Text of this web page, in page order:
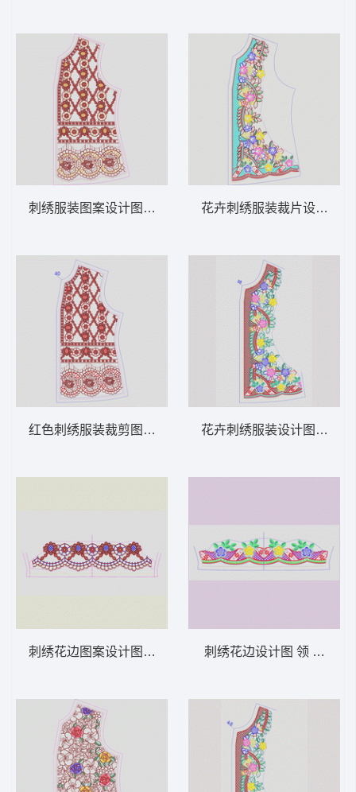
刺绣服装图案设计图 领 衣边下摆 中东阿拉
红色刺绣服装裁剪图 领 衣边下摆 中东阿拉
刺绣花边图案设计图 领 衣边下摆 中东阿拉
花卉刺绣服装裁片设计图
花卉刺绣服装设计图 领 衣
刺绣花边设计图 领 衣边下